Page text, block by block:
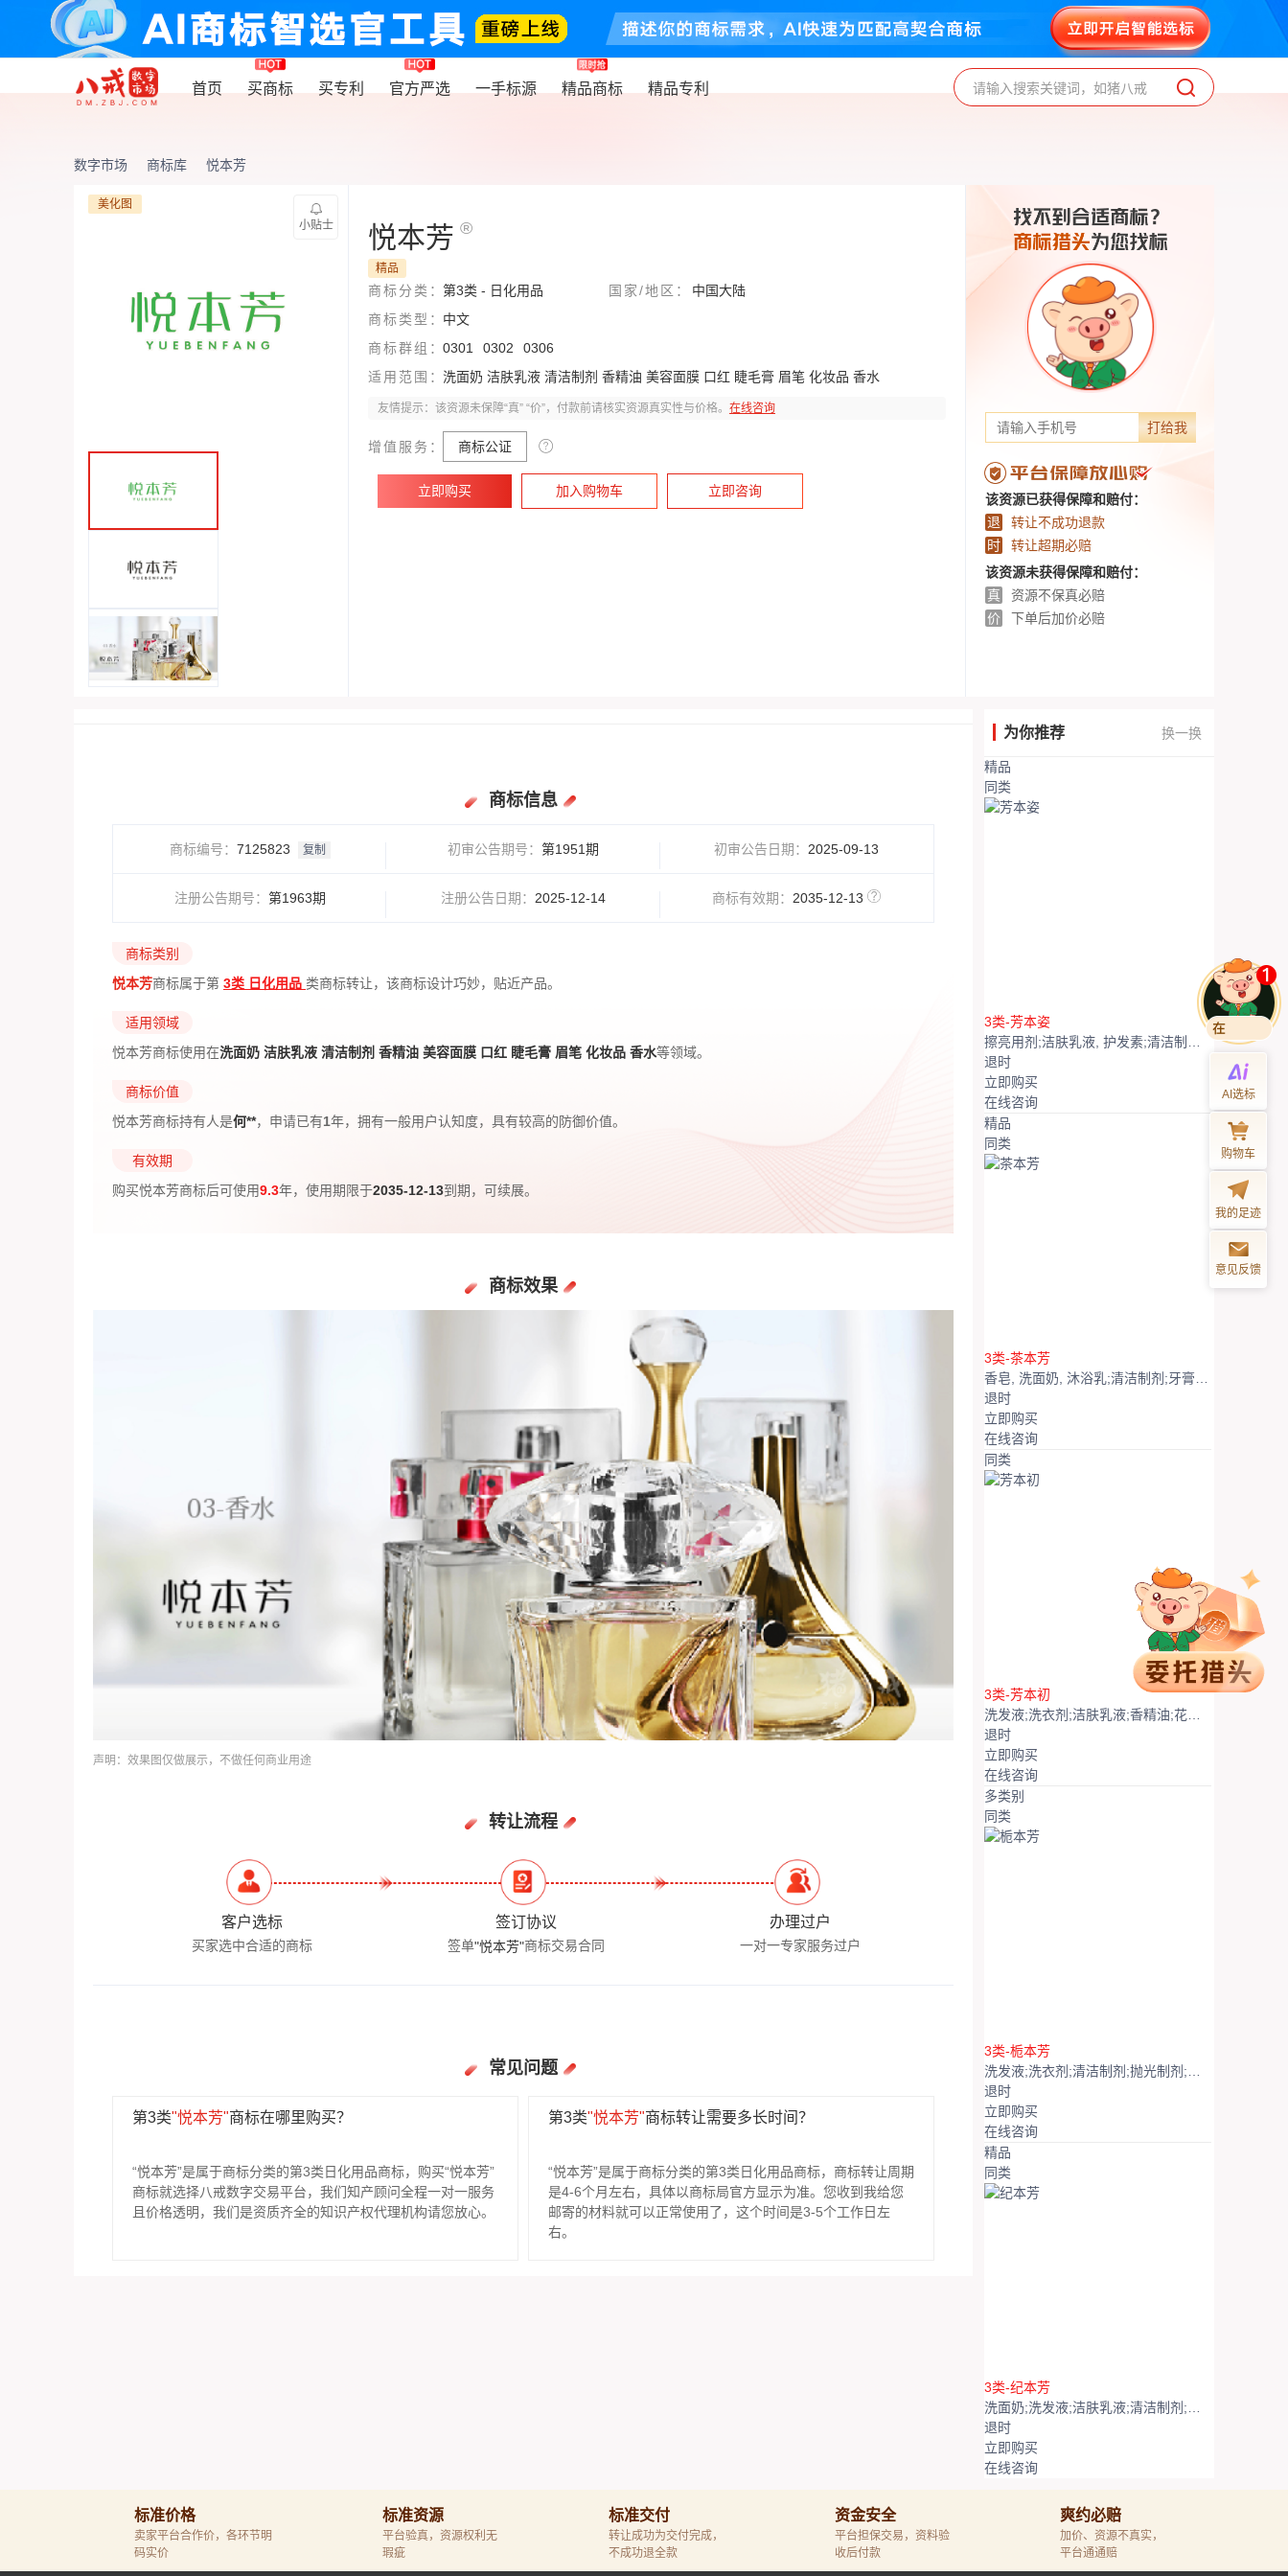
首页 买商标 买专利 官方严选 一手标源 精品商标 精品专利 请输入搜索关键词，如猪八戒
数字市场 商标库 悦本芳
小贴士
美化图
悦本芳 ®
精品
商标分类 ： 第3类 - 日化用品 国家/地区 ：
中国大陆
商标类型 ： 中文
商标群组 ： 0301 0302
0306
适用范围 ： 洗面奶 洁肤乳液 清洁制剂 香精油 美容面膜 口红 睫毛膏 眉笔 化妆品 香水
友情提示：该资源未保障“真” “价”，付款前请核实资源真实性与价格。 在线咨询
增值服务 ： 商标公证
立即购买 加入购物车 立即咨询
打给我
该资源已获得保障和赔付：
退
转让不成功退款
时
转让超期必赔
该资源未获得保障和赔付：
真
资源不保真必赔
价
下单后加价必赔
商标信息
商标编号： 7125823 复制 初审公告期号： 第1951期 初审公告日期 ： 2025-09-13
注册公告期号： 第1963期 注册公告日期 ： 2025-12-14 商标有效期 ：2035-12-13
商标类别
悦本芳商标属于第 3类 日化用品 类商标转让，该商标设计巧妙，贴近产品。
适用领域
悦本芳商标使用在洗面奶 洁肤乳液 清洁制剂 香精油 美容面膜 口红 睫毛膏 眉笔 化妆品 香水等领域。
商标价值
悦本芳商标持有人是何**，申请已有1年，拥有一般用户认知度，具有较高的防御价值。
有效期
购买悦本芳商标后可使用9.3年，使用期限于2035-12-13到期，可续展。
商标效果
声明：效果图仅做展示，不做任何商业用途
转让流程
客户选标
买家选中合适的商标
签订协议
签单"悦本芳"商标交易合同
办理过户
一对一专家服务过户
常见问题
第3类"悦本芳"商标在哪里购买？
“悦本芳”是属于商标分类的第3类日化用品商标，购买“悦本芳”
商标就选择八戒数字交易平台，我们知产顾问全程一对一服务
且价格透明，我们是资质齐全的知识产权代理机构请您放心。
第3类"悦本芳"商标转让需要多长时间？
“悦本芳”是属于商标分类的第3类日化用品商标，商标转让周期
是4-6个月左右，具体以商标局官方显示为准。您收到我给您
邮寄的材料就可以正常使用了，这个时间是3-5个工作日左
右。
为你推荐 换一换
精品
同类
3类-芳本姿
退时
立即购买
在线咨询
精品
同类
3类-茶本芳
退时
立即购买
在线咨询
同类
3类-芳本初
退时
立即购买
在线咨询
多类别
同类
3类-栀本芳
退时
立即购买
在线咨询
精品
同类
3类-纪本芳
退时
立即购买
在线咨询
标准价格
卖家平台合作价，各环节明
码实价
标准资源
平台验真，资源权利无
瑕疵
标准交付
转让成功为交付完成，
不成功退全款
资金安全
平台担保交易，资料验
收后付款
爽约必赔
加价、资源不真实，
平台通通赔
AI选标
购物车
我的足迹
意见反馈